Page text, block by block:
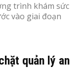
trình khám sức
vào giai đoạn
quản lý an